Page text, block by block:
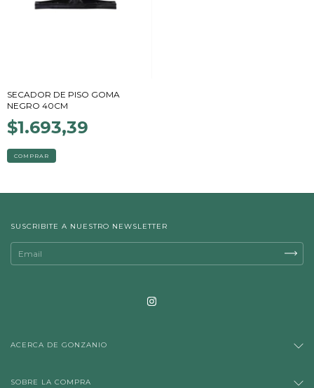
SECADOR DE PISO GOMA
NEGRO 40CM
$1.693,39
SUSCRIBITE A NUESTRO NEWSLETTER
ACERCA DE GONZANIO
SOBRE LA COMPRA